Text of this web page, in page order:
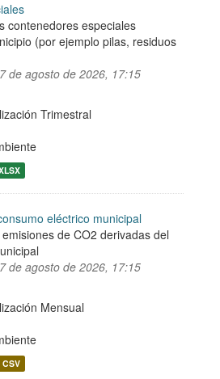
contenedores especiales
(por ejemplo pilas, residuos
7 de agosto de 2026, 17:15
Trimestral
eléctrico municipal
de CO2 derivadas del
7 de agosto de 2026, 17:15
Mensual
CSV